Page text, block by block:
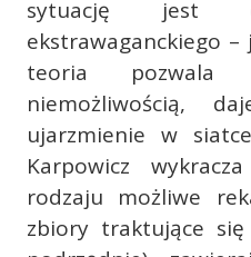
sytuację jest
ekstrawaganckiego
teoria
niemożliwością,
ujarzmienie w
Karpowicz
rodzaju możliwe
zbiory traktujące